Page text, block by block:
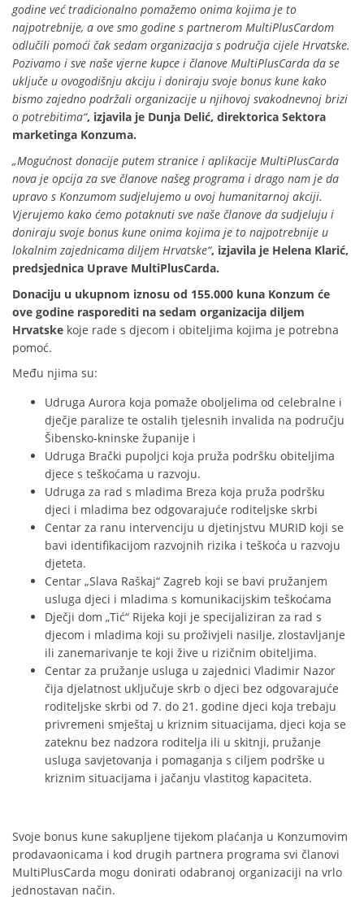
godine već tradicionalno pomažemo onima kojima je to
najpotrebnije, a ove smo godine s partnerom MultiPlusCardom
odlučili pomoći čak sedam organizacija s područja cijele Hrvatske.
Pozivamo i sve naše vjerne kupce i članove MultiPlusCarda da se
uključe u ovogodišnju akciju i doniraju svoje bonus kune kako
bismo zajedno podržali organizacije u njihovoj svakodnevnoj brizi
o potrebitima“, izjavila je Dunja Delić, direktorica Sektora
marketinga Konzuma.
„Mogućnost donacije putem stranice i aplikacije MultiPlusCarda
nova je opcija za sve članove našeg programa i drago nam je da
upravo s Konzumom sudjelujemo u ovoj humanitarnoj akciji.
Vjerujemo kako ćemo potaknuti sve naše članove da sudjeluju i
doniraju svoje bonus kune onima kojima je to najpotrebnije u
lokalnim zajednicama diljem Hrvatske“, izjavila je Helena Klarić,
predsjednica Uprave MultiPlusCarda.
Donaciju u ukupnom iznosu od 155.000 kuna Konzum će
ove godine rasporediti na sedam organizacija diljem
Hrvatske koje rade s djecom i obiteljima kojima je potrebna
pomoć.
Među njima su:
Udruga Aurora koja pomaže oboljelima od celebralne i
dječje paralize te ostalih tjelesnih invalida na području
Šibensko-kninske županije i
Udruga Brački pupoljci koja pruža podršku obiteljima
djece s teškoćama u razvoju.
Udruga za rad s mladima Breza koja pruža podršku
djeci i mladima bez odgovarajuće roditeljske skrbi
Centar za ranu intervenciju u djetinjstvu MURID koji se
bavi identifikacijom razvojnih rizika i teškoća u razvoju
djeteta.
Centar „Slava Raškaj“ Zagreb koji se bavi pružanjem
usluga djeci i mladima s komunikacijskim teškoćama
Dječji dom „Tić“ Rijeka koji je specijaliziran za rad s
djecom i mladima koji su proživjeli nasilje, zlostavljanje
ili zanemarivanje te koji žive u rizičnim obiteljima.
Centar za pružanje usluga u zajednici Vladimir Nazor
čija djelatnost uključuje skrb o djeci bez odgovarajuće
roditeljske skrbi od 7. do 21. godine djeci koja trebaju
privremeni smještaj u kriznim situacijama, djeci koja se
zateknu bez nadzora roditelja ili u skitnji, pružanje
usluga savjetovanja i pomaganja s ciljem podrške u
kriznim situacijama i jačanju vlastitog kapaciteta.
Svoje bonus kune sakupljene tijekom plaćanja u Konzumovim
prodavaonicama i kod drugih partnera programa svi članovi
MultiPlusCarda mogu donirati odabranoj organizaciji na vrlo
jednostavan način.